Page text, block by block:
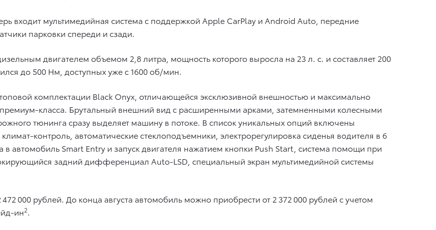
входит мультимедийная система с поддержкой Apple CarPlay и Android Auto, передние
парковки спереди и сзади.
двигателем объемом 2,8 литра, мощность которого выросла на 23 л. с. и составляет 200
до 500 Нм, доступных уже с 1600 об/мин.
комплектации Black Onyx, отличающейся эксклюзивной внешностью и максимально
класса. Брутальный внешний вид с расширенными арками, затемненными колесными
тюнинга сразу выделяет машину в потоке. В список уникальных опций включены
контроль, автоматические стеклоподъемники, электрорегулировка сиденья водителя в 6
в автомобиль Smart Entry и запуск двигателя нажатием кнопки Push Start, система помощи при
задний дифференциал Auto-LSD, специальный экран мультимедийной системы
000 рублей. До конца августа автомобиль можно приобрести от 2 372 000 рублей с учетом
ин2.